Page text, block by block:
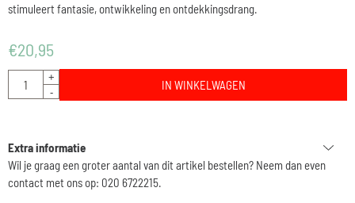
stimuleert fantasie, ontwikkeling en ontdekkingsdrang.
€20,95
Aantal
+
-
IN WINKELWAGEN
Extra informatie
Wil je graag een groter aantal van dit artikel bestellen? Neem dan even
contact met ons op: 020 6722215.